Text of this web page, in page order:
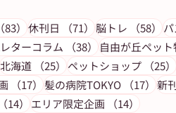
OPEN】
自由が丘から
（83）83件の記事
休刊日 （71）71件の記事
脳トレ （58）
記事
ターコラム （38）38件の記事
自由が丘ペット
29件の記事
北海道 （25）25件の記事
ペットショップ （25）
（17）17件の記事
髪の病院TOKYO （17）17
新
（14）14件の記事
エリア限定企画 （14）